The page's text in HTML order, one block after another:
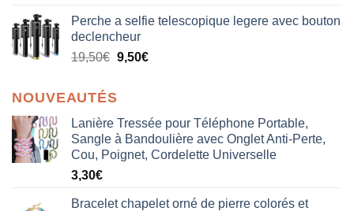
Perche a selfie telescopique legere avec bouton
declencheur
19,50€ 9,50€
NOUVEAUTÉS
Lanière Tressée pour Téléphone Portable,
Sangle à Bandoulière avec Onglet Anti-Perte,
Cou, Poignet, Cordelette Universelle
3,30€
Bracelet chapelet orné de pierre colorés et